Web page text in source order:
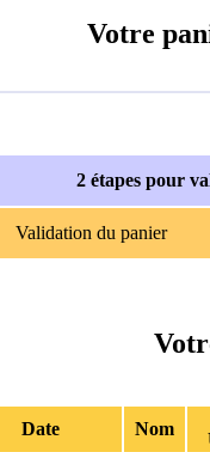
Votre
2 étapes pour
Validation du panier
Date Nom